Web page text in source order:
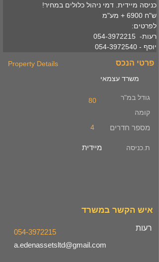
כניסה מיידית. דמי ניהול כלולים במחיר!
ש"ח 6900 + מע"מ
לפרטים:
רעות-  054-3972215
יוסף - 054-3972540
Property Details פרטי הנכס
משרד עצמאי
גודל במ"ר
80
קומה
4
מספר חדרים
מיידית ת.כניסה
רעות
איש הקשר במשרד
054-3972215
a.edenassetsltd@gmail.com